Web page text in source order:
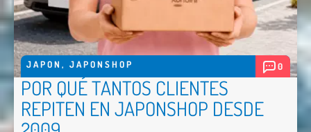
JAPON , JAPONSHOP 0
POR QUÉ TANTOS CLIENTES
REPITEN EN JAPONSHOP DESDE